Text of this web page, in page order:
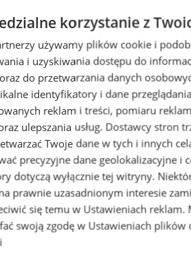
korzystanie z
używamy plików cookie i
i uzyskiwania dostępu do
do przetwarzania danych
identyfikatory i dane
reklam i treści, pomiaru
ulepszania usług. Dostawcy stron
Twoje dane w tych i innych
precyzyjne dane geolokalizacyjne i
dotyczą wyłącznie tej witryny.
prawnie uzasadnionym interesie
się temu w Ustawieniach reklam.
swoją zgodę w Ustawieniach plików